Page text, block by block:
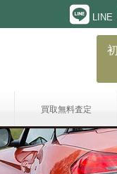
LINE
買取無料査定